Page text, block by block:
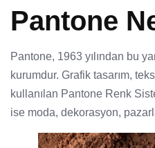
Pantone
Pantone, 1963 yılından bu
kurumdur. Grafik tasarım,
kullanılan Pantone Renk
ise moda, dekorasyon,